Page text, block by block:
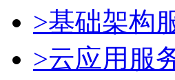
>基础架构
>云应用服